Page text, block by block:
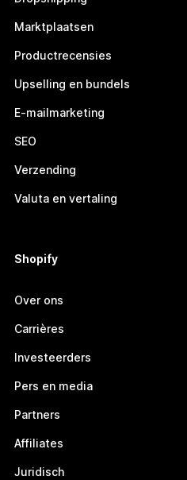
Marktplaatsen
Productrecensies
Upselling en bundels
E-mailmarketing
SEO
Verzending
Valuta en vertaling
Shopify
Over ons
Carrières
Investeerders
Pers en media
Partners
Affiliates
Juridisch